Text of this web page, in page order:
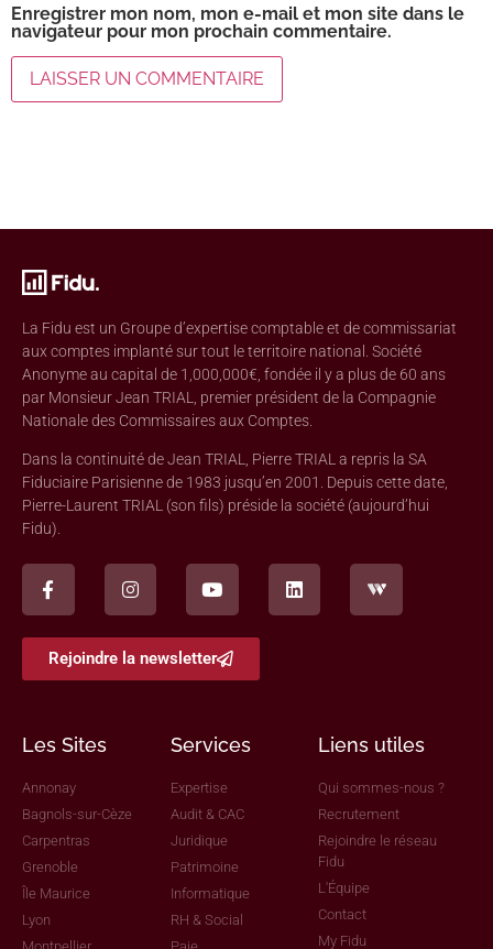
Enregistrer mon nom, mon e-mail et mon site dans le
navigateur pour mon prochain commentaire.
La Fidu est un Groupe d’expertise comptable et de commissariat
aux comptes implanté sur tout le territoire national. Société
Anonyme au capital de 1,000,000€, fondée il y a plus de 60 ans
par Monsieur Jean TRIAL, premier président de la Compagnie
Nationale des Commissaires aux Comptes.
Dans la continuité de Jean TRIAL, Pierre TRIAL a repris la SA
Fiduciaire Parisienne de 1983 jusqu’en 2001. Depuis cette date,
Pierre-Laurent TRIAL (son fils) préside la société (aujourd’hui
Fidu).
Rejoindre la newsletter
Les Sites
Annonay
Bagnols-sur-Cèze
Carpentras
Grenoble
Île Maurice
Lyon
Services
Expertise
Audit & CAC
Juridique
Patrimoine
Informatique
RH & Social
Liens utiles
Qui sommes-nous ?
Recrutement
Rejoindre le réseau
Fidu
L'Équipe
Contact
My Fidu